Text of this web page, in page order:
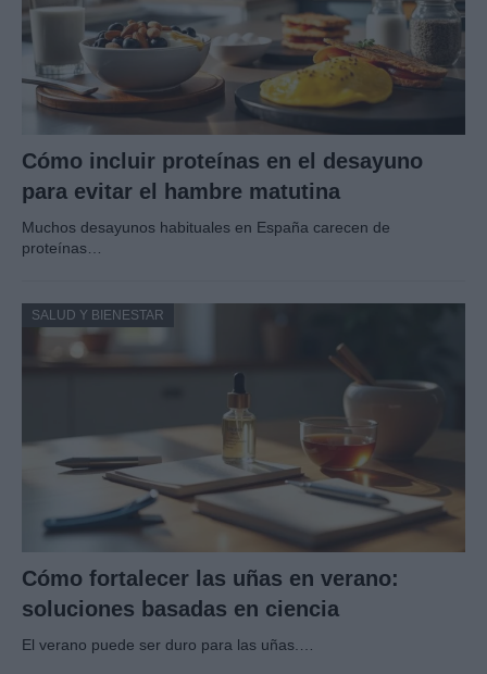
Cómo incluir proteínas en el desayuno
para evitar el hambre matutina
Muchos desayunos habituales en España carecen de
proteínas…
SALUD Y BIENESTAR
Cómo fortalecer las uñas en verano:
soluciones basadas en ciencia
El verano puede ser duro para las uñas.…